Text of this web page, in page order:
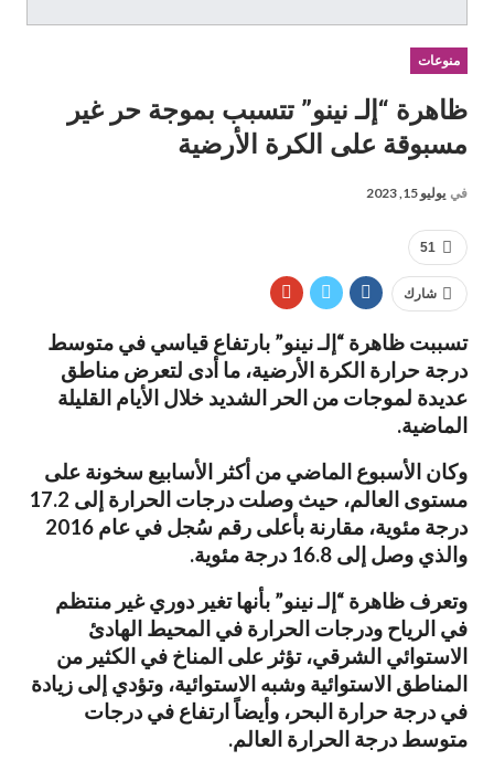
منوعات
ظاهرة “إلـ نينو” تتسبب بموجة حر غير
مسبوقة على الكرة الأرضية
في يوليو 15, 2023
51
شارك
تسببت ظاهرة “إلـ نينو” بارتفاع قياسي في متوسط
درجة حرارة الكرة الأرضية، ما أدى لتعرض مناطق
عديدة لموجات من الحر الشديد خلال الأيام القليلة
الماضية.
وكان الأسبوع الماضي من أكثر الأسابيع سخونة على
مستوى العالم، حيث وصلت درجات الحرارة إلى 17.2
درجة مئوية، مقارنة بأعلى رقم سُجل في عام 2016
والذي وصل إلى 16.8 درجة مئوية.
وتعرف ظاهرة “إلـ نينو” بأنها تغير دوري غير منتظم
في الرياح ودرجات الحرارة في المحيط الهادئ
الاستوائي الشرقي، تؤثر على المناخ في الكثير من
المناطق الاستوائية وشبه الاستوائية، وتؤدي إلى زيادة
في درجة حرارة البحر، وأيضاً ارتفاع في درجات
متوسط درجة الحرارة العالم.